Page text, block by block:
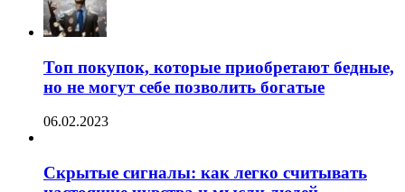
Топ покупок, которые приобретают бедные,
но не могут себе позволить богатые
06.02.2023
Скрытые сигналы: как легко считывать